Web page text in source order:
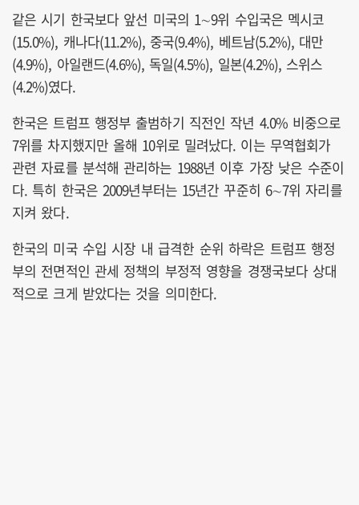
같은 시기 한국보다 앞선 미국의 1∼9위 수입국은 멕시코
(15.0%), 캐나다(11.2%), 중국(9.4%), 베트남(5.2%), 대만
(4.9%), 아일랜드(4.6%), 독일(4.5%), 일본(4.2%), 스위스
(4.2%)였다.
한국은 트럼프 행정부 출범하기 직전인 작년 4.0% 비중으로
7위를 차지했지만 올해 10위로 밀려났다. 이는 무역협회가
관련 자료를 분석해 관리하는 1988년 이후 가장 낮은 수준이
다. 특히 한국은 2009년부터는 15년간 꾸준히 6∼7위 자리를
지켜 왔다.
한국의 미국 수입 시장 내 급격한 순위 하락은 트럼프 행정
부의 전면적인 관세 정책의 부정적 영향을 경쟁국보다 상대
적으로 크게 받았다는 것을 의미한다.